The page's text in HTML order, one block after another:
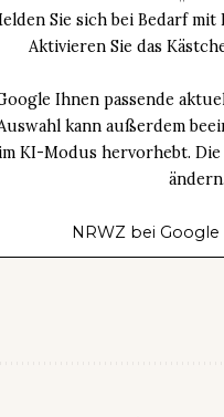
Sie sich bei Bedarf
Aktivieren Sie das
Ihnen passende
kann außerdem
KI-Modus hervorhebt.
ändern.
NRWZ bei